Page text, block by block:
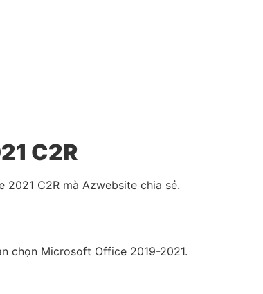
C2R
2021 C2R mà Azwebsite chia sẻ.
chọn Microsoft Office 2019-2021.